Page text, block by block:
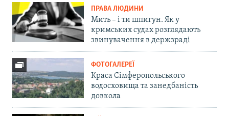
ПРАВА ЛЮДИНИ
Мить – і ти шпигун. Як у
кримських судах розглядають
звинувачення в держзраді
ФОТОГАЛЕРЕЇ
Краса Сімферопольського
водосховища та занедбаність
довкола